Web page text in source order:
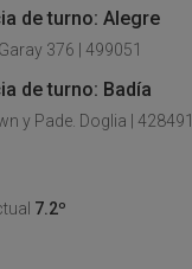
de turno: Alegre
376 | 499051
de turno: Badía
y Pade. Doglia | 428491
7.2º